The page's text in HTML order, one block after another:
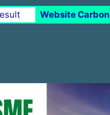
Website Carbon